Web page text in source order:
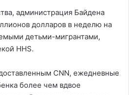
администрация Байдена
долларов в неделю на
детьми-мигрантами,
HHS.
CNN, ежедневные
более чем вдвое